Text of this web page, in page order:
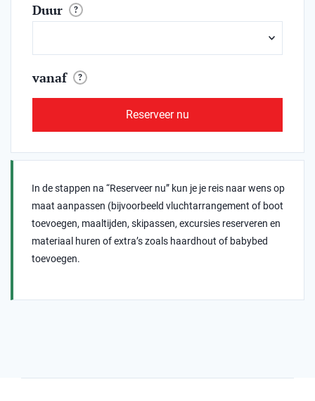
Duur ?
vanaf ?
Reserveer nu
In de stappen na “Reserveer nu” kun je je reis naar wens op
maat aanpassen (bijvoorbeeld vluchtarrangement of boot
toevoegen, maaltijden, skipassen, excursies reserveren en
materiaal huren of extra’s zoals haardhout of babybed
toevoegen.